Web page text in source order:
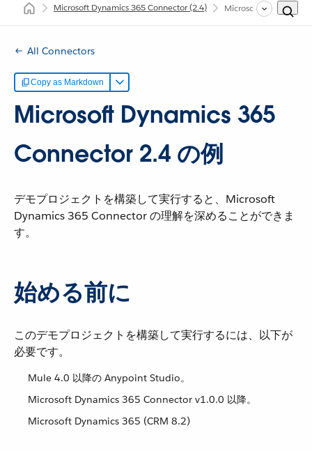
Microsoft Dynamics 365 Connector(2.4) Microsoft Dynamics
All Connectors
Copy as Markdown
Microsoft Dynamics 365
Connector 2.4 の例
デモプロジェクトを構築して実行すると、Microsoft
Dynamics 365 Connector の理解を深めることができま
す。
始める前に
このデモプロジェクトを構築して実行するには、以下が
必要です。
Mule 4.0 以降の Anypoint Studio。
Microsoft Dynamics 365 Connector v1.0.0 以降。
Microsoft Dynamics 365 (CRM 8.2)